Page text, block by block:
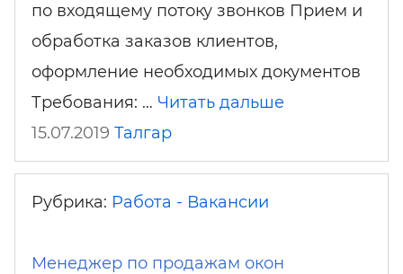
по входящему потоку звонков Прием и
обработка заказов клиентов,
оформление необходимых документов
Требования: … Читать дальше
15.07.2019 Талгар
Рубрика: Работа - Вакансии
Менеджер по продажам окон